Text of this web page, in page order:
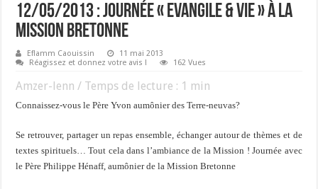
12/05/2013 : Journée « Evangile & Vie » à la
Mission Bretonne
Eflamm Caouissin
11 mai 2013
Réagissez et donnez votre avis !
162 Vues
Amzer-lenn / Temps de lecture : 1 min
Connaissez-vous le Père Yvon aumônier des Terre-neuvas?
Se retrouver, partager un repas ensemble, échanger autour de thèmes et de
textes spirituels… Tout cela dans l’ambiance de la Mission ! Journée avec
le Père Philippe Hénaff, aumônier de la Mission Bretonne